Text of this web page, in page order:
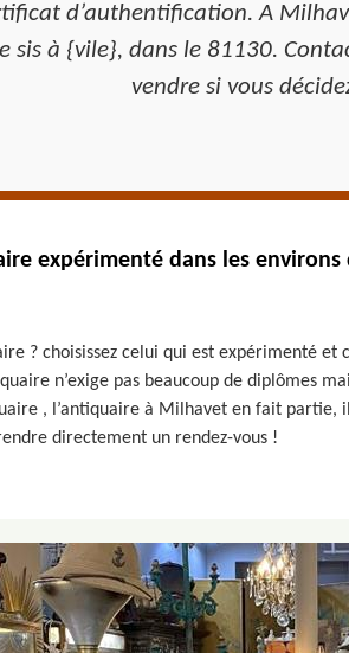
d’authentification. A
sis à {vile}, dans le 81130.
vendre si vous
expérimenté dans les environs
? choisissez celui qui est expérimenté
n’exige pas beaucoup de diplômes
, l’antiquaire à Milhavet en fait
directement un rendez-vous !